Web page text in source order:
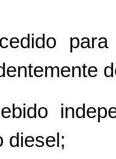
para
diesel;